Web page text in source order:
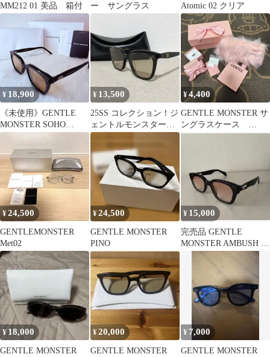
MM212 01 美品 箱付
ー サングラス
Atomic 02 クリア
¥ 18,900
《未使用》GENTLE
MONSTER SOHO
sunglasses 人気
¥ 13,500
25SS コレクション！ジ
ェントルモンスター
［Loloe］サングラス
ケース付き
¥4,400
GENTLE MONSTER サ
ングラスケース
JENNIE コラボ
¥24,500
GENTLEMONSTER
Met02
¥24,500
GENTLE MONSTER
PINO
¥ 15,000
完売品 GENTLE
MONSTER AMBUSH ジ
ェントルモンスター
¥18,000
GENTLE MONSTER
¥20,000
GENTLE MONSTER
¥ 7,000
GENTLE MONSTER